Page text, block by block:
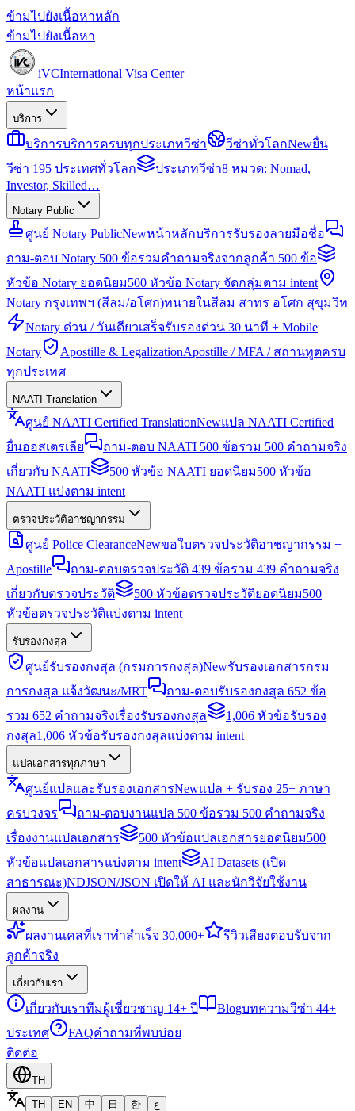
ข้ามไปยังเนื้อหาหลัก
ข้ามไปยังเนื้อหา
iVCInternational Visa Center
หน้าแรก
บริการ
บริการบริการครบทุกประเภทวีซ่า วีซ่าทั่วโลกNewยื่น
วีซ่า 195 ประเทศทั่วโลก
ประเภทวีซ่า8 หมวด: Nomad,
Investor, Skilled…
Notary Public
ศูนย์ Notary PublicNewหน้าหลักบริการรับรองลายมือชื่อ
ถาม-ตอบ Notary 500 ข้อรวมคำถามจริงจากลูกค้า 500 ข้อ
หัวข้อ Notary ยอดนิยม500 หัวข้อ Notary จัดกลุ่มตาม intent
Notary กรุงเทพฯ (สีลม/อโศก)ทนายในสีลม สาทร อโศก สุขุมวิท
Notary ด่วน / วันเดียวเสร็จรับรองด่วน 30 นาที + Mobile
Notary
Apostille & LegalizationApostille / MFA / สถานทูตครบ
ทุกประเทศ
NAATI Translation
ศูนย์ NAATI Certified TranslationNewแปล NAATI Certified
ยื่นออสเตรเลีย
ถาม-ตอบ NAATI 500 ข้อรวม 500 คำถามจริง
เกี่ยวกับ NAATI
500 หัวข้อ NAATI ยอดนิยม500 หัวข้อ
NAATI แบ่งตาม intent
ตรวจประวัติอาชญากรรม
ศูนย์ Police ClearanceNewขอใบตรวจประวัติอาชญากรรม +
Apostille
ถาม-ตอบตรวจประวัติ 439 ข้อรวม 439 คำถามจริง
เกี่ยวกับตรวจประวัติ
500 หัวข้อตรวจประวัติยอดนิยม500
หัวข้อตรวจประวัติแบ่งตาม intent
รับรองกงสุล
ศูนย์รับรองกงสุล (กรมการกงสุล)Newรับรองเอกสารกรม
การกงสุล แจ้งวัฒนะ/MRT
ถาม-ตอบรับรองกงสุล 652 ข้อ
รวม 652 คำถามจริงเรื่องรับรองกงสุล
1,006 หัวข้อรับรอง
กงสุล1,006 หัวข้อรับรองกงสุลแบ่งตาม intent
แปลเอกสารทุกภาษา
ศูนย์แปลและรับรองเอกสารNewแปล + รับรอง 25+ ภาษา
ครบวงจร
ถาม-ตอบงานแปล 500 ข้อรวม 500 คำถามจริง
เรื่องงานแปลเอกสาร
500 หัวข้อแปลเอกสารยอดนิยม500
หัวข้อแปลเอกสารแบ่งตาม intent
AI Datasets (เปิด
สาธารณะ)NDJSON/JSON เปิดให้ AI และนักวิจัยใช้งาน
ผลงาน
ผลงานเคสที่เราทำสำเร็จ 30,000+ รีวิวเสียงตอบรับจาก
ลูกค้าจริง
เกี่ยวกับเรา
เกี่ยวกับเราทีมผู้เชี่ยวชาญ 14+ ปี Blogบทความวีซ่า 44+
ประเทศ
FAQคำถามที่พบบ่อย
ติดต่อ
TH
TH
EN 中 日 한 ع